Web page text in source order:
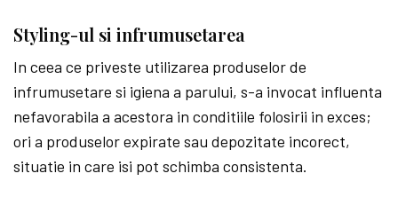
Styling-ul si infrumusetarea
In ceea ce priveste utilizarea produselor de
infrumusetare si igiena a parului, s-a invocat influenta
nefavorabila a acestora in conditiile folosirii in exces;
ori a produselor expirate sau depozitate incorect,
situatie in care isi pot schimba consistenta.